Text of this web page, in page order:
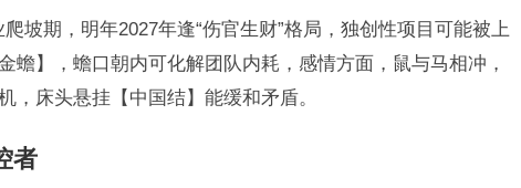
坡期，明年2027年逢“伤官生财”格局，独创性项目可能被上
蟾】，蟾口朝内可化解团队内耗，感情方面，鼠与马相冲，
，床头悬挂【中国结】能缓和矛盾。
者